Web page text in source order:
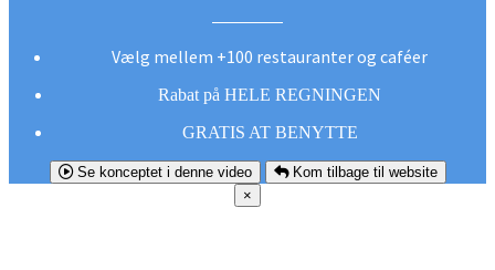
Vælg mellem +100 restauranter og caféer
Rabat på HELE REGNINGEN
GRATIS AT BENYTTE
Se konceptet i denne video
Kom tilbage til website
×